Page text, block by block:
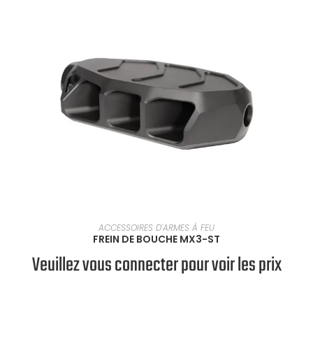
SÉLECTIONNER UNE OPTION
ACCESSOIRES D'ARMES À FEU
FREIN DE BOUCHE MX3-ST
Veuillez vous connecter pour voir les prix